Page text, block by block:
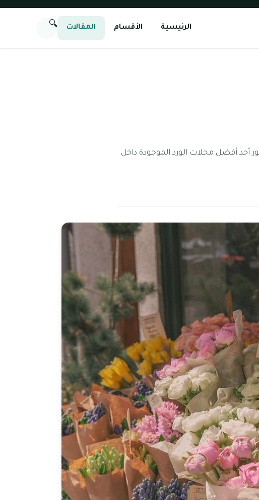
الرئيسية الأقسام المقالات 🔍
أحد أفضل محلات الورد الموجودة داخل